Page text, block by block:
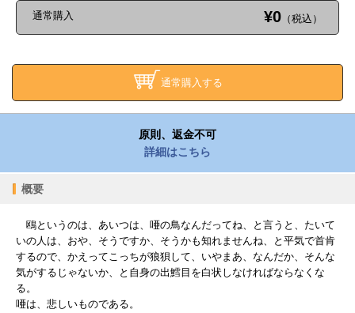
通常購入 ¥0 （税込）
通常購入する
原則、返金不可
詳細はこちら
概要
鴎というのは、あいつは、唖の鳥なんだってね、と言うと、たいて
いの人は、おや、そうですか、そうかも知れませんね、と平気で首肯
するので、かえってこっちが狼狽して、いやまあ、なんだか、そんな
気がするじゃないか、と自身の出鱈目を白状しなければならなくな
る。
唖は、悲しいものである。